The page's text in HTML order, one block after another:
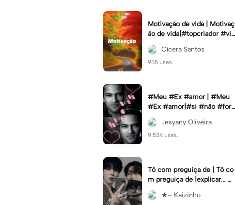
Motivação de vida | Motivaç
ão de vida|#topcriador #vib
esmotiva
Cícera Santos
955 uses.
#Meu #Ex #amor | #Meu
#Ex #amor|#si #não #for
#pedir #muito
Jesyany Oliveira
9.53K uses.
Tô com preguiça de | Tô co
m preguiça de |explicar... #
Cabelorosa
★– Kaizinho